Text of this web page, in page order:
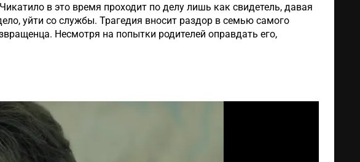
в это время проходит по делу лишь как свидетель, давая
уйти со службы. Трагедия вносит раздор в семью самого
Несмотря на попытки родителей оправдать его,